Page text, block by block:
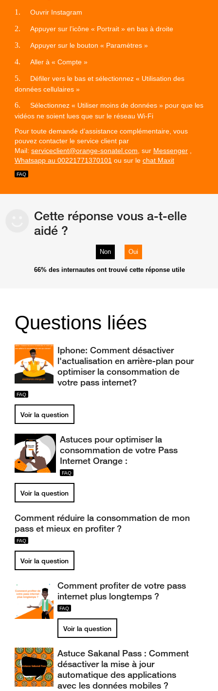
1. Ouvrir Instagram
2. Appuyer sur l’icône « Portrait » en bas à droite
3. Appuyer sur le bouton « Paramètres »
4. Aller à « Compte »
5. Défiler vers le bas et sélectionnez « Utilisation des
données cellulaires »
6. Sélectionnez « Utiliser moins de données » pour que les
vidéos ne soient lues que sur le réseau Wi-Fi
Pour toute demande d’assistance complémentaire, vous
pouvez contacter le service client par
Mail: serviceclient@orange-sonatel.com , sur Messenger
Whatsapp au 00221771370101 ou sur le chat Maxit
Cette réponse vous a-t-elle
aidé ?
Non Oui
66% des internautes ont trouvé cette réponse utile
Questions liées
Iphone: Comment désactiver
l'actualisation en arrière-plan pour
optimiser la consommation de
votre pass internet?
Voir la question
Astuces pour optimiser la
consommation de votre Pass
Internet Orange :
Voir la question
Comment réduire la consommation de mon
pass et mieux en profiter ?
Voir la question
Comment profiter de votre pass
internet plus longtemps ?
Voir la question
Astuce Sakanal Pass : Comment
désactiver la mise à jour
automatique des applications
avec les données mobiles ?